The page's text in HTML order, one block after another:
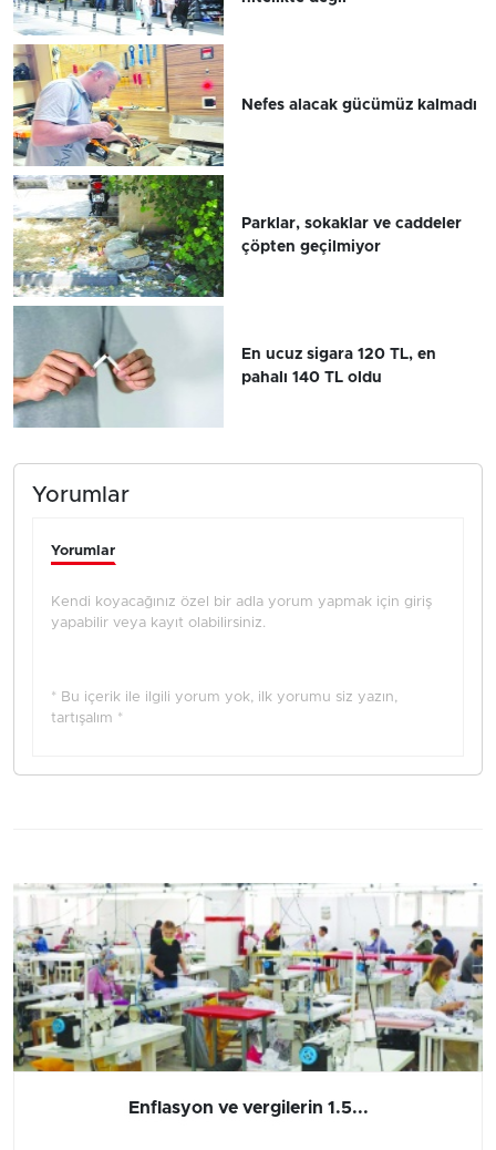
Nefes alacak gücümüz kalmadı
Parklar, sokaklar ve caddeler
çöpten geçilmiyor
En ucuz sigara 120 TL, en
pahalı 140 TL oldu
Yorumlar
Yorumlar
Kendi koyacağınız özel bir adla yorum yapmak için giriş
yapabilir veya kayıt olabilirsiniz.
* Bu içerik ile ilgili yorum yok, ilk yorumu siz yazın,
tartışalım *
Enflasyon ve vergilerin 1.5...